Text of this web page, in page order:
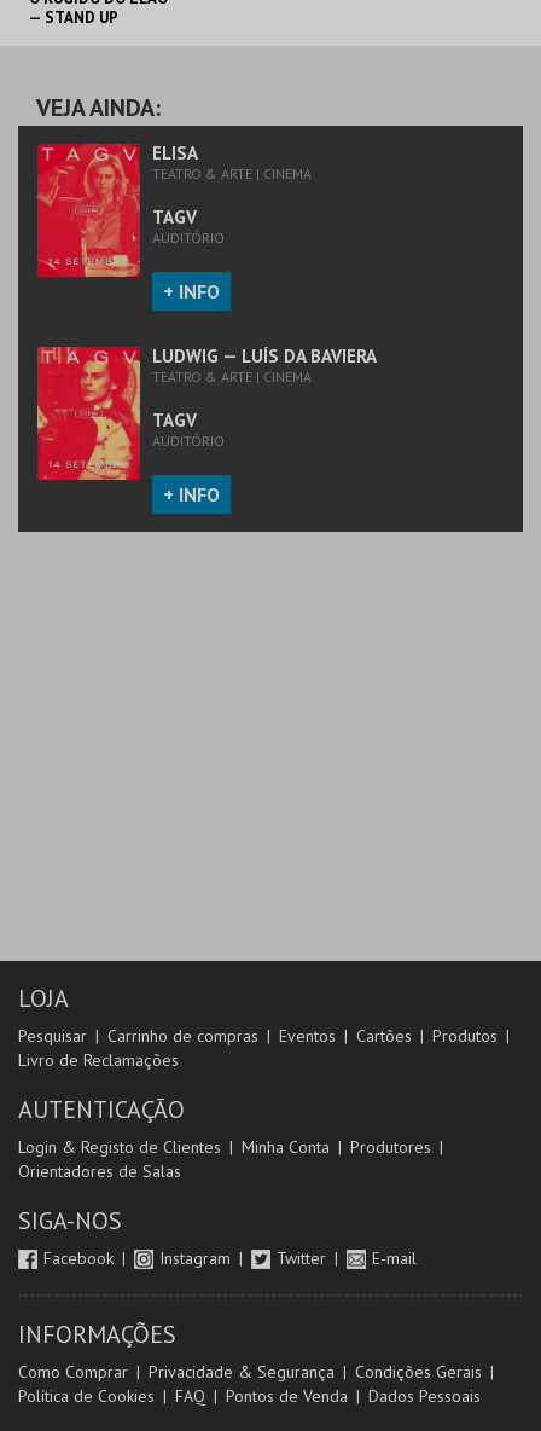
— STAND UP
MAIS INFO
COMPRAR
VEJA AINDA:
ELISA
TEATRO & ARTE | CINEMA
TAGV
AUDITÓRIO
+ INFO
LUDWIG — LUÍS DA BAVIERA
TEATRO & ARTE | CINEMA
TAGV
AUDITÓRIO
+ INFO
LOJA
Pesquisar Carrinho de compras Eventos Cartões
Produtos
Livro de Reclamações
AUTENTICAÇÃO
Login & Registo de Clientes Minha Conta
Produtores
Orientadores de Salas
SIGA-NOS
Facebook Instagram Twitter E-mail
INFORMAÇÕES
Como Comprar Privacidade & Segurança
Condições Gerais
Política de Cookies
FAQ Pontos de Venda Dados Pessoais